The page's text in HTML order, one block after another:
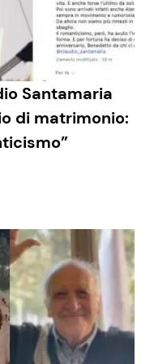
e Serie TV
TV
Opera
dal mondo
Santamaria
di matrimonio: